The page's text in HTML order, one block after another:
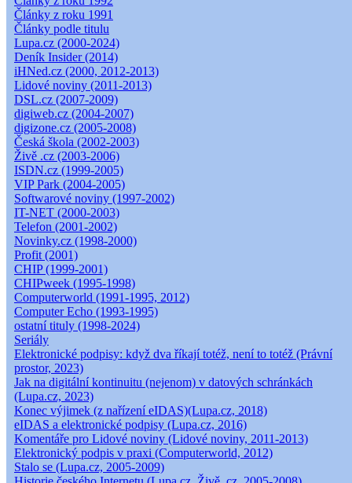
Články z roku 1991
Články podle titulu
Lupa.cz (2000-2024)
Deník Insider (2014)
iHNed.cz (2000, 2012-2013)
Lidové noviny (2011-2013)
DSL.cz (2007-2009)
digiweb.cz (2004-2007)
digizone.cz (2005-2008)
Česká škola (2002-2003)
Živě .cz (2003-2006)
ISDN.cz (1999-2005)
VIP Park (2004-2005)
Softwarové noviny (1997-2002)
IT-NET (2000-2003)
Telefon (2001-2002)
Novinky.cz (1998-2000)
Profit (2001)
CHIP (1999-2001)
CHIPweek (1995-1998)
Computerworld (1991-1995, 2012)
Computer Echo (1993-1995)
ostatní tituly (1998-2024)
Seriály
Elektronické podpisy: když dva říkají totéž, není to totéž (Právní
prostor, 2023)
Jak na digitální kontinuitu (nejenom) v datových schránkách
(Lupa.cz, 2023)
Konec výjimek (z nařízení eIDAS)(Lupa.cz, 2018)
eIDAS a elektronické podpisy (Lupa.cz, 2016)
Komentáře pro Lidové noviny (Lidové noviny, 2011-2013)
Elektronický podpis v praxi (Computerworld, 2012)
Stalo se (Lupa.cz, 2005-2009)